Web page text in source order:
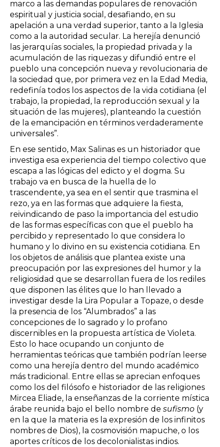
marco a las demandas populares de renovación
espiritual y justicia social, desafiando, en su
apelación a una verdad superior, tanto a la Iglesia
como a la autoridad secular. La herejía denunció
las jerarquías sociales, la propiedad privada y la
acumulación de las riquezas y difundió entre el
pueblo una concepción nueva y revolucionaria de
la sociedad que, por primera vez en la Edad Media,
redefinía todos los aspectos de la vida cotidiana (el
trabajo, la propiedad, la reproducción sexual y la
situación de las mujeres), planteando la cuestión
de la emancipación en términos verdaderamente
universales”.
En ese sentido, Max Salinas es un historiador que
investiga esa experiencia del tiempo colectivo que
escapa a las lógicas del edicto y el dogma. Su
trabajo va en busca de la huella de lo
trascendente, ya sea en el sentir que trasmina el
rezo, ya en las formas que adquiere la fiesta,
reivindicando de paso la importancia del estudio
de las formas específicas con que el pueblo ha
percibido y representado lo que considera lo
humano y lo divino en su existencia cotidiana. En
los objetos de análisis que plantea existe una
preocupación por las expresiones del humor y la
religiosidad que se desarrollan fuera de los rediles
que disponen las élites que lo han llevado a
investigar desde la Lira Popular a Topaze, o desde
la presencia de los “Alumbrados” a las
concepciones de lo sagrado y lo profano
discernibles en la propuesta artística de Violeta.
Esto lo hace ocupando un conjunto de
herramientas teóricas que también podrían leerse
como una herejía dentro del mundo académico
más tradicional. Entre ellas se aprecian enfoques
como los del filósofo e historiador de las religiones
Mircea Eliade, la enseñanzas de la corriente mística
árabe reunida bajo el bello nombre de sufismo (y
en la que la materia es la expresión de los infinitos
nombres de Dios), la cosmovisión mapuche, o los
aportes críticos de los decolonialistas indios.